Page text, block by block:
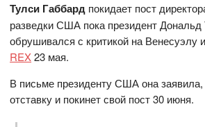
Тулси Габбард покидает пост
разведки США пока президент Дональд
обрушивался с критикой на Венесуэлу
REX23 мая.
В письме президенту США она заявила,
отставку и покинет свой пост 30 июня.